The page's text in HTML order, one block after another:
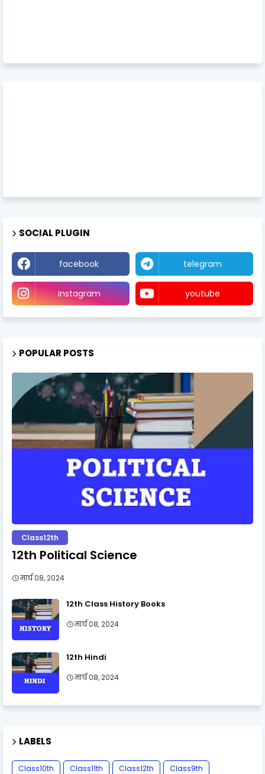
SOCIAL PLUGIN
facebook telegram
instagram youtube
POPULAR POSTS
Class12th
12th Political Science
मार्च 08, 2024
12th Class History Books
मार्च 08, 2024
12th Hindi
मार्च 08, 2024
LABELS
Class10th Class11th Class12th Class9th